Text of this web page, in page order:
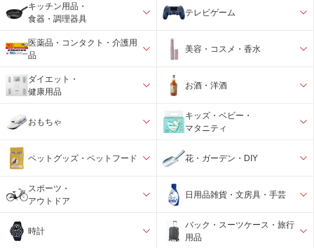
キッチン用品・
食器・調理器具
テレビゲーム
医薬品・コンタクト・介護用
品
美容・コスメ・香水
ダイエット・
健康用品
お酒・洋酒
おもちゃ
キッズ・ベビー・
マタニティ
ペットグッズ・ペットフード 花・ガーデン・DIY
スポーツ・
アウトドア
日用品雑貨・文房具・手芸
時計
バック・スーツケース・旅行
用品